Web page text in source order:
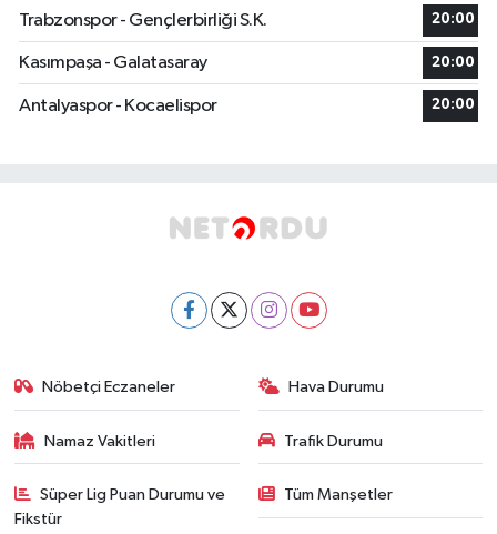
Trabzonspor - Gençlerbirliği S.K. 20:00
Kasımpaşa - Galatasaray 20:00
Antalyaspor - Kocaelispor 20:00
Nöbetçi Eczaneler Hava Durumu
Namaz Vakitleri Trafik Durumu
Süper Lig Puan Durumu ve
Fikstür
Tüm Manşetler